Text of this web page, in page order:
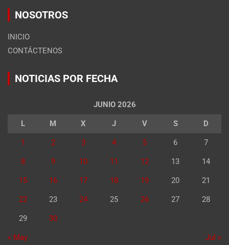
NOSOTROS
INICIO
CONTÁCTENOS
NOTICIAS POR FECHA
JUNIO 2026
L M X J V S D
1 2 3 4 5 6 7
8 9 10 11 12 13 14
15 16 17 18 19 20 21
22 23 24 25 26 27 28
29 30
« May Jul »